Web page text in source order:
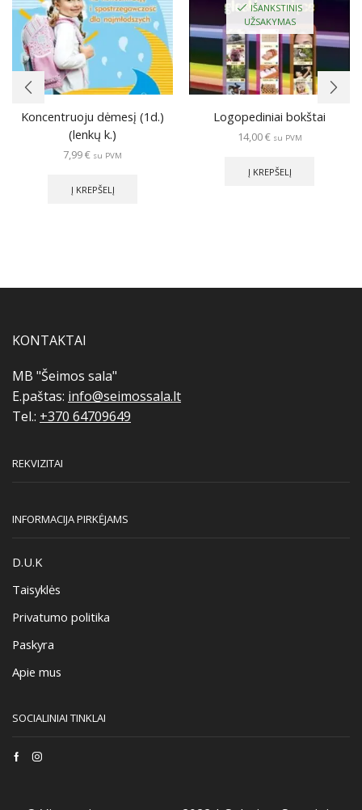
Koncentruoju dėmesį (1d.)
(lenkų k.)
7,99€ su PVM
Į KREPŠELĮ
IŠANKSTINIS
UŽSAKYMAS
Logopediniai bokštai
14,00€ su PVM
Į KREPŠELĮ
KONTAKTAI
MB "Šeimos sala"
E.paštas: info@seimossala.lt
Tel.: +370 64709649
REKVIZITAI
INFORMACIJA PIRKĖJAMS
D.U.K
Taisyklės
Privatumo politika
Paskyra
Apie mus
SOCIALINIAI TINKLAI
FacebookInstagram